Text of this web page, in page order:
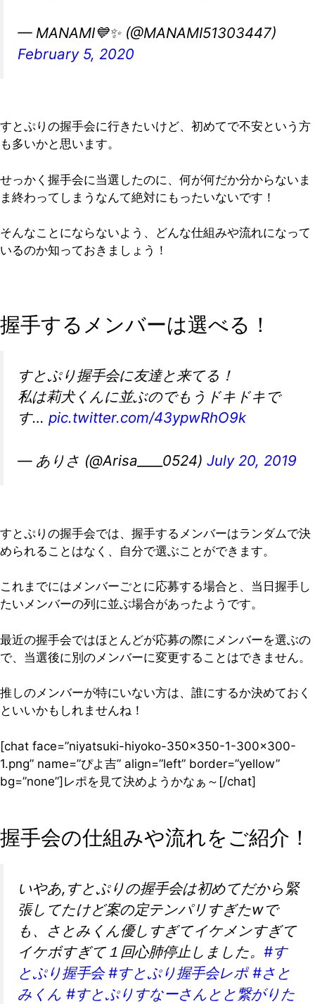
— MANAMI💙✨ (@MANAMI51303447)
February 5, 2020
すとぷりの握手会に行きたいけど、初めてで不安という方
も多いかと思います。
せっかく握手会に当選したのに、何が何だか分からないま
ま終わってしまうなんて絶対にもったいないです！
そんなことにならないよう、どんな仕組みや流れになって
いるのか知っておきましょう！
握手するメンバーは選べる！
すとぷり握手会に友達と来てる！
私は莉犬くんに並ぶのでもうドキドキで
す… pic.twitter.com/43ypwRhO9k
— ありさ (@Arisa____0524) July 20, 2019
すとぷりの握手会では、握手するメンバーはランダムで決
められることはなく、自分で選ぶことができます。
これまでにはメンバーごとに応募する場合と、当日握手し
たいメンバーの列に並ぶ場合があったようです。
最近の握手会ではほとんどが応募の際にメンバーを選ぶの
で、当選後に別のメンバーに変更することはできません。
推しのメンバーが特にいない方は、誰にするか決めておく
といいかもしれませんね！
[chat face=”niyatsuki-hiyoko-350×350-1-300×300-
1.png” name=”ぴよ吉” align=”left” border=”yellow”
bg=”none”]レポを見て決めようかなぁ～[/chat]
握手会の仕組みや流れをご紹介！
いやあ,すとぷりの握手会は初めてだから緊
張してたけど案の定テンパリすぎたwで
も、さとみくん優しすぎてイケメンすぎて
イケボすぎて１回心肺停止しました。 #す
とぷり握手会 #すとぷり握手会レポ #さと
みくん #すとぷりすなーさんとと繋がりた